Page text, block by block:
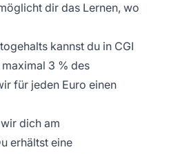
dir das Lernen, wo
kannst du in CGI
3 % des
für jeden Euro einen
dich am
erhältst eine